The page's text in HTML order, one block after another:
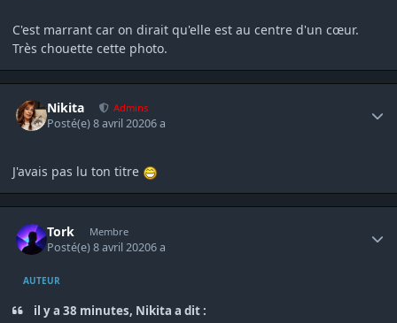
C'est marrant car on dirait qu'elle est au centre d'un cœur.
Très chouette cette photo.
Nikita Admins
Posté(e)8 avril 20206 a
J'avais pas lu ton titre
Tork Membre
Posté(e)8 avril 20206 a
AUTEUR
il y a 38 minutes, Nikita a dit :